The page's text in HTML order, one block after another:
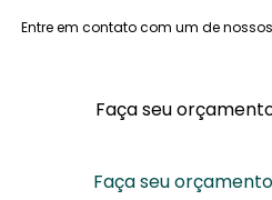
Entre em contato com um de
Faça seu
Faça seu